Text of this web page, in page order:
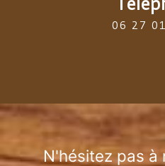
06 27
N'hésitez pas à